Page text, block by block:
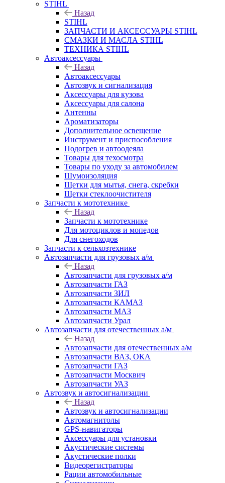
STIHL
Назад
STIHL
ЗАПЧАСТИ И АКСЕССУАРЫ STIHL
СМАЗКИ И МАСЛА STIHL
ТЕХНИКА STIHL
Автоаксессуары
Назад
Автоаксессуары
Автозвук и сигнализация
Аксессуары для кузова
Аксессуары для салона
Антенны
Ароматизаторы
Дополнительное освещение
Инструмент и приспособления
Подогрев и автоодеяла
Товары для техосмотра
Товары по уходу за автомобилем
Шумоизоляция
Щетки для мытья, снега, скребки
Щетки стеклоочистителя
Запчасти к мототехнике
Назад
Запчасти к мототехнике
Для мотоциклов и мопедов
Для снегоходов
Запчасти к сельхозтехнике
Автозапчасти для грузовых а/м
Назад
Автозапчасти для грузовых а/м
Автозапчасти ГАЗ
Автозапчасти ЗИЛ
Автозапчасти КАМАЗ
Автозапчасти МАЗ
Автозапчасти Урал
Автозапчасти для отечественных а/м
Назад
Автозапчасти для отечественных а/м
Автозапчасти ВАЗ, ОКА
Автозапчасти ГАЗ
Автозапчасти Москвич
Автозапчасти УАЗ
Автозвук и автосигнализации
Назад
Автозвук и автосигнализации
Автомагнитолы
GPS-навигаторы
Аксессуары для установки
Акустические системы
Акустические полки
Видеорегистраторы
Рации автомобильные